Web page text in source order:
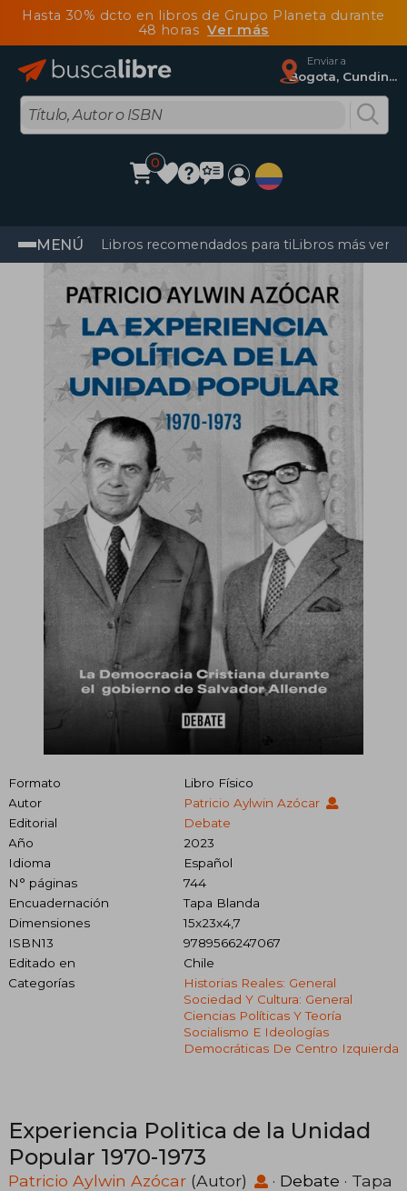
Hasta 30% dcto en libros de Grupo Planeta durante
48 horasVer más
Enviar a
Bogota, Cundinamarca
0
MENÚ Libros recomendados para tiLibros más
Formato
Libro Físico
Autor
Patricio Aylwin Azócar
Editorial
Debate
Año
2023
Idioma
Español
N° páginas
744
Encuadernación
Tapa Blanda
Dimensiones
15x23x4,7
ISBN13
9789566247067
Editado en
Chile
Categorías
Historias Reales: General
Sociedad Y Cultura: General
Ciencias Políticas Y Teoría
Socialismo E Ideologías
Democráticas De Centro Izquierda
Experiencia Politica de la Unidad
Popular 1970-1973
Patricio Aylwin Azócar (Autor) · Debate · Tapa